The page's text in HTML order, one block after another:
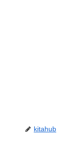
kitahub